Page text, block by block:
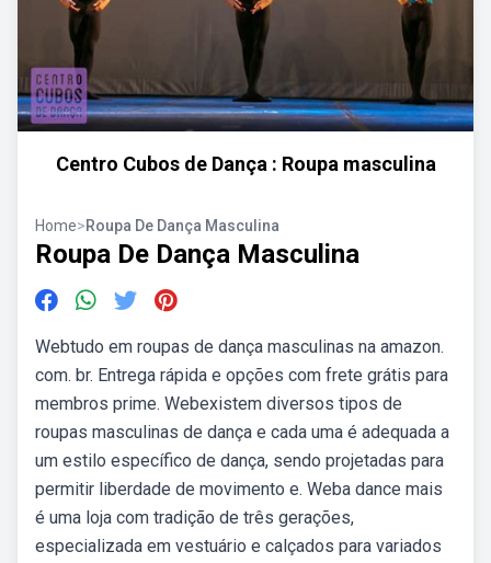
Centro Cubos de Dança : Roupa masculina
Home>Roupa De Dança Masculina
Roupa De Dança Masculina
Webtudo em roupas de dança masculinas na amazon.
com. br. Entrega rápida e opções com frete grátis para
membros prime. Webexistem diversos tipos de
roupas masculinas de dança e cada uma é adequada a
um estilo específico de dança, sendo projetadas para
permitir liberdade de movimento e. Weba dance mais
é uma loja com tradição de três gerações,
especializada em vestuário e calçados para variados